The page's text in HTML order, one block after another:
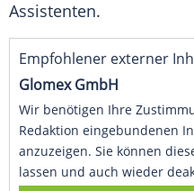
Assistenten.
Empfohlener externer
Glomex GmbH
Wir benötigen Ihre
Redaktion eingebundenen
anzuzeigen. Sie können
lassen und auch wieder